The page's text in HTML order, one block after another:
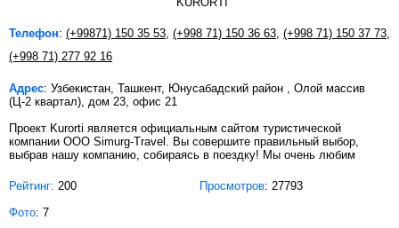
Телефон: (+99871) 150 35 53, (+998 71) 150 36 63, (+998 71) 150 37 73,
(+998 71) 277 92 16
Адрес: Узбекистан, Ташкент, Юнусабадский район , Олой массив
(Ц-2 квартал), дом 23, офис 21
Проект Kurorti является официальным сайтом туристической
компании OOO Simurg-Travel. Вы совершите правильный выбор,
выбрав нашу компанию, собираясь в поездку! Мы очень любим
Рейтинг: 200 Просмотров: 27793
Фото: 7